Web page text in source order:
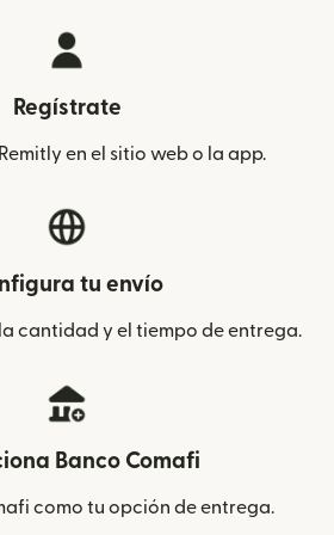
Regístrate
en el sitio web o la app.
tu envío
cantidad y el tiempo de entrega.
Banco Comafi
como tu opción de entrega.